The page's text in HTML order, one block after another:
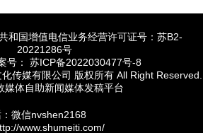
和国增值电信业务经营许可证号：苏B2-
20221286号
号： 苏ICP备2022030477号-8
传媒有限公司 版权所有 All Right Reserved.
媒体自助新闻媒体发稿平台
：微信nvshen2168
www.shumeiti.com/